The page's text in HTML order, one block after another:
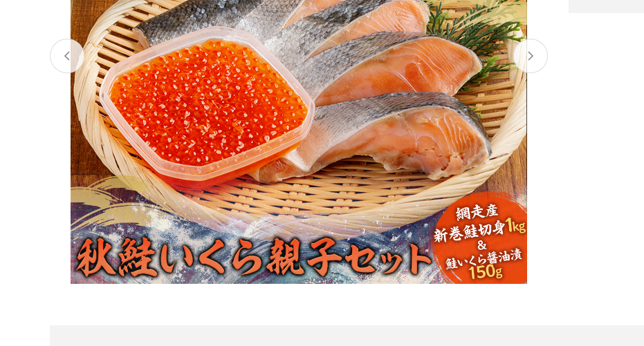
定期便
山形県 東根市 南陽市 三川町
茨城県 下妻市
栃木県 大田原市 鹿沼市
千葉県 九十九里町
埼玉県 北本市
神奈川県 鎌倉市 横浜市
新潟県 南魚沼市
富山県 魚津市 氷見市
岐阜県 関市 山県市
三重県 多気町 南伊勢町
石川県 津幡町
福井県 越前町
滋賀県 近江八幡市 高島市
京都府 亀岡市 京都市
大阪府 堺市 大東市
兵庫県
加西市 神戸市
新温泉町